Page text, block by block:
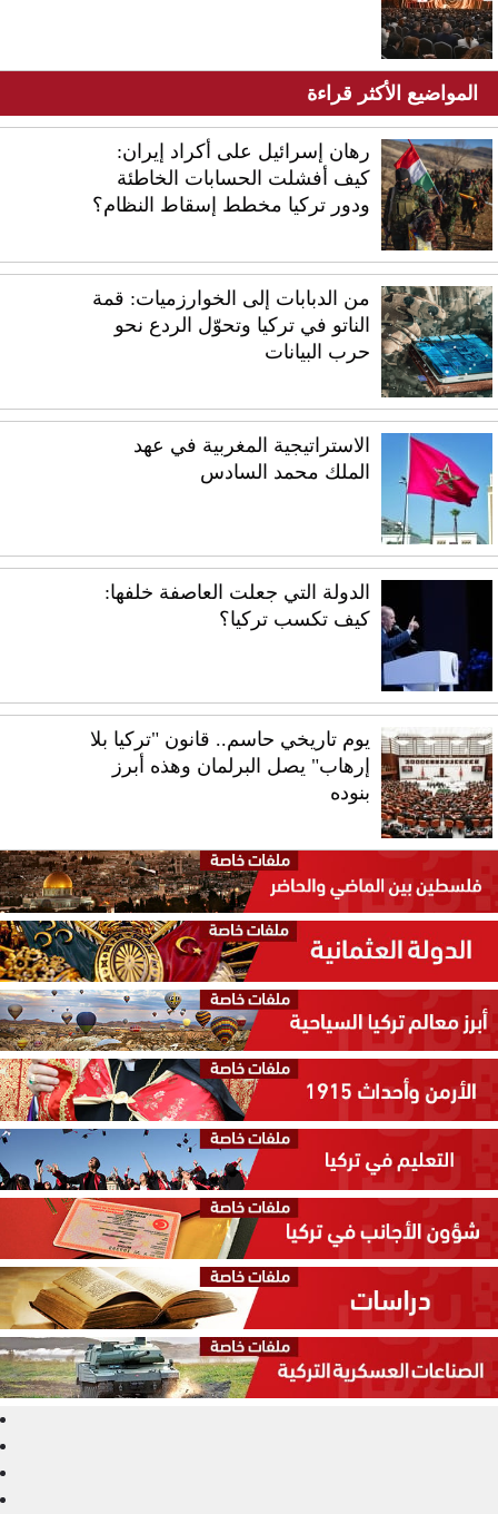
المواضيع الأكثر قراءة
رهان إسرائيل على أكراد إيران:
كيف أفشلت الحسابات الخاطئة
ودور تركيا مخطط إسقاط النظام؟
من الدبابات إلى الخوارزميات: قمة
الناتو في تركيا وتحوّل الردع نحو
حرب البيانات
الاستراتيجية المغربية في عهد
الملك محمد السادس
الدولة التي جعلت العاصفة خلفها:
كيف تكسب تركيا؟
يوم تاريخي حاسم.. قانون "تركيا بلا
إرهاب" يصل البرلمان وهذه أبرز
بنوده